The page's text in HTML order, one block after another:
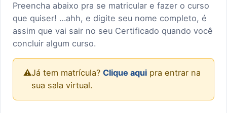
Preencha abaixo pra se matricular e fazer o curso
que quiser! …ahh, e digite seu nome completo, é
assim que vai sair no seu Certificado quando você
concluir algum curso.
⚠️Já tem matrícula? Clique aqui pra entrar na
sua sala virtual.